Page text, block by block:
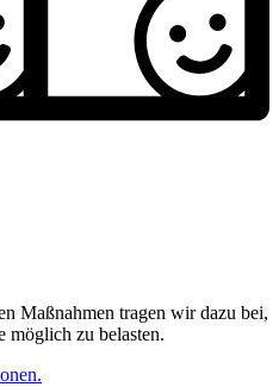
Maßnahmen tragen wir dazu bei,
zu belasten.